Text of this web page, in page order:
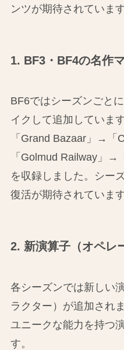
ンツが期待されています
1. BF3・BF4の名作
BF6ではシーズンごと
イクして追加していま
「Grand Bazaar」→「
「Golmud Railway」→
を収録しました。シー
復活が期待されています
2. 新演算子（オペレ
各シーズンでは新しい
ラクター）が追加され
ユニークな能力を持つ
す。